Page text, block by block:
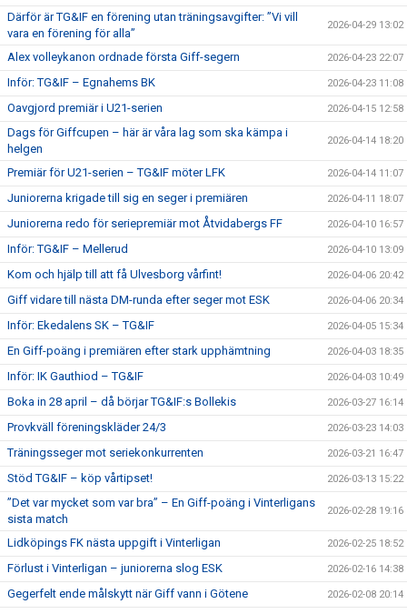
Därför är TG&IF en förening utan träningsavgifter: ”Vi vill
vara en förening för alla”
2026-04-29 13:02
Alex volleykanon ordnade första Giff-segern 2026-04-23 22:07
Inför: TG&IF – Egnahems BK 2026-04-23 11:08
Oavgjord premiär i U21-serien 2026-04-15 12:58
Dags för Giffcupen – här är våra lag som ska kämpa i
helgen
2026-04-14 18:20
Premiär för U21-serien – TG&IF möter LFK 2026-04-14 11:07
Juniorerna krigade till sig en seger i premiären 2026-04-11 18:07
Juniorerna redo för seriepremiär mot Åtvidabergs FF 2026-04-10 16:57
Inför: TG&IF – Mellerud 2026-04-10 13:09
Kom och hjälp till att få Ulvesborg vårfint! 2026-04-06 20:42
Giff vidare till nästa DM-runda efter seger mot ESK 2026-04-06 20:34
Inför: Ekedalens SK – TG&IF 2026-04-05 15:34
En Giff-poäng i premiären efter stark upphämtning 2026-04-03 18:35
Inför: IK Gauthiod – TG&IF 2026-04-03 10:49
Boka in 28 april – då börjar TG&IF:s Bollekis 2026-03-27 16:14
Provkväll föreningskläder 24/3 2026-03-23 14:03
Träningsseger mot seriekonkurrenten 2026-03-21 16:47
Stöd TG&IF – köp vårtipset! 2026-03-13 15:22
”Det var mycket som var bra” – En Giff-poäng i Vinterligans
sista match
2026-02-28 19:16
Lidköpings FK nästa uppgift i Vinterligan 2026-02-25 18:52
Förlust i Vinterligan – juniorerna slog ESK 2026-02-16 14:38
Gegerfelt ende målskytt när Giff vann i Götene 2026-02-08 20:14